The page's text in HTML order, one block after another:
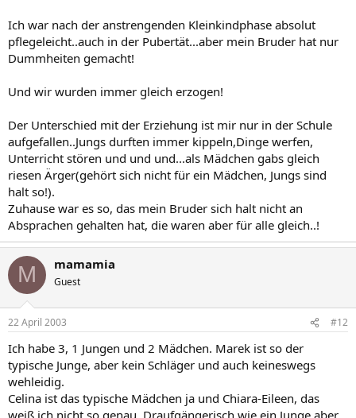
Ich war nach der anstrengenden Kleinkindphase absolut
pflegeleicht..auch in der Pubertät...aber mein Bruder hat nur
Dummheiten gemacht!
Und wir wurden immer gleich erzogen!
Der Unterschied mit der Erziehung ist mir nur in der Schule
aufgefallen..Jungs durften immer kippeln,Dinge werfen,
Unterricht stören und und und...als Mädchen gabs gleich
riesen Ärger(gehört sich nicht für ein Mädchen, Jungs sind
halt so!).
Zuhause war es so, das mein Bruder sich halt nicht an
Absprachen gehalten hat, die waren aber für alle gleich..!
M mamamia
Guest
22 April 2003 #12
Ich habe 3, 1 Jungen und 2 Mädchen. Marek ist so der
typische Junge, aber kein Schläger und auch keineswegs
wehleidig.
Celina ist das typische Mädchen ja und Chiara-Eileen, das
weiß ich nicht so genau. Draufgängerisch wie ein Junge aber